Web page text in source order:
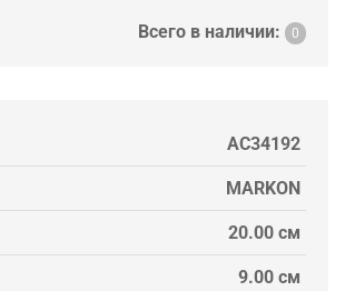
Всего в наличии: 0
AC34192
MARKON
20.00 см
9.00 см